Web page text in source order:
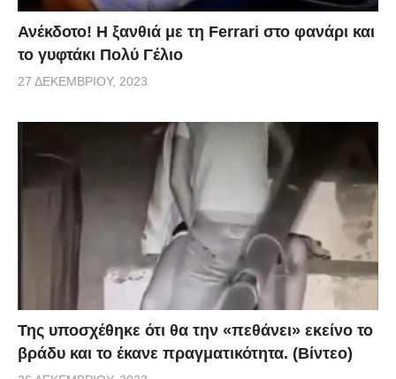
Ανέκδοτο! Η ξανθιά με τη Ferrari στο φανάρι και
το γυφτάκι Πολύ Γέλιο
27 ΔΕΚΕΜΒΡΊΟΥ, 2023
Της υποσχέθηκε ότι θα την «πεθάνει» εκείνο το
βράδυ και το έκανε πραγματικότητα. (Βίντεο)